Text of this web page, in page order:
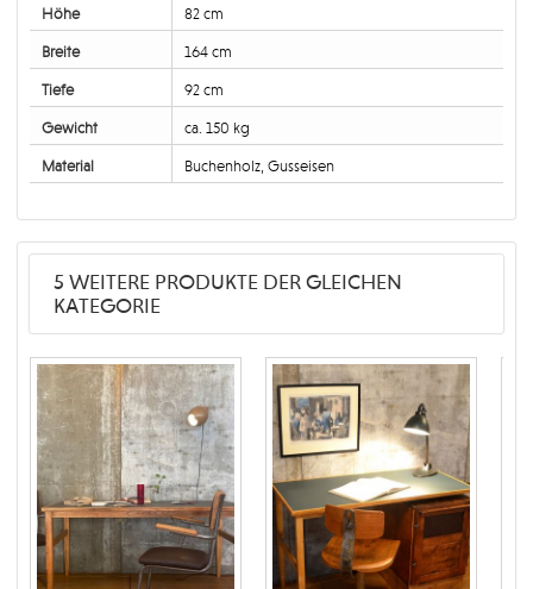
Höhe 82 cm
Breite 164 cm
Tiefe 92 cm
Gewicht ca. 150 kg
Material Buchenholz, Gusseisen
5 WEITERE PRODUKTE DER GLEICHEN
KATEGORIE